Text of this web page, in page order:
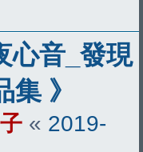
心音_發現
》
« 2019-